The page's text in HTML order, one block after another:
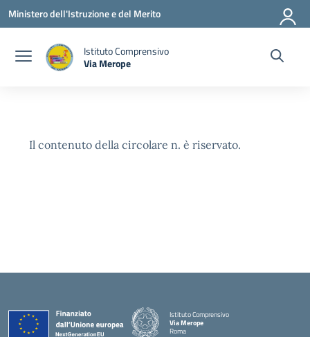
Vai ai contenuti
Vai al menu di navigazione
Vai al footer
Ministero dell'Istruzione e del Merito
Istituto Comprensivo
Via Merope
Il contenuto della circolare n. è riservato.
Istituto Comprensivo
Via Merope
Roma